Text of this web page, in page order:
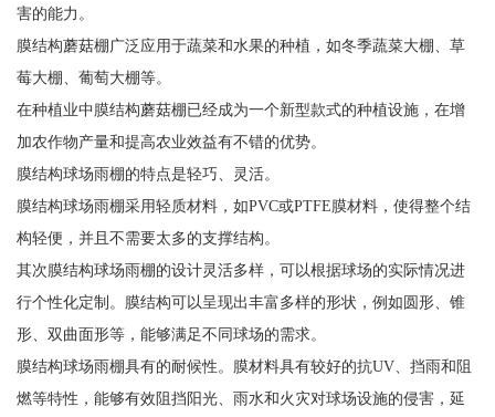
害的能力。
膜结构蘑菇棚广泛应用于蔬菜和水果的种植，如冬季蔬菜大棚、草
莓大棚、葡萄大棚等。
在种植业中膜结构蘑菇棚已经成为一个新型款式的种植设施，在增
加农作物产量和提高农业效益有不错的优势。
膜结构球场雨棚的特点是轻巧、灵活。
膜结构球场雨棚采用轻质材料，如PVC或PTFE膜材料，使得整个结
构轻便，并且不需要太多的支撑结构。
其次膜结构球场雨棚的设计灵活多样，可以根据球场的实际情况进
行个性化定制。膜结构可以呈现出丰富多样的形状，例如圆形、锥
形、双曲面形等，能够满足不同球场的需求。
膜结构球场雨棚具有的耐候性。膜材料具有较好的抗UV、挡雨和阻
燃等特性，能够有效阻挡阳光、雨水和火灾对球场设施的侵害，延